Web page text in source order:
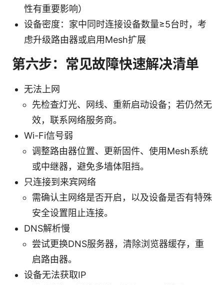
性有重要影响）
设备密度：家中同时连接设备数量≥5台时，考
虑升级路由器或启用Mesh扩展
第六步：常见故障快速解决清单
无法上网
先检查灯光、网线、重新启动设备；若仍然无
效，联系网络服务商。
Wi-Fi信号弱
调整路由器位置、更新固件、使用Mesh系统
或中继器，避免多墙体阻挡。
只连接到来宾网络
需确认主网络是否开启，以及设备是否有特殊
安全设置阻止连接。
DNS解析慢
尝试更换DNS服务器，清除浏览器缓存，重
启路由器。
设备无法获取IP